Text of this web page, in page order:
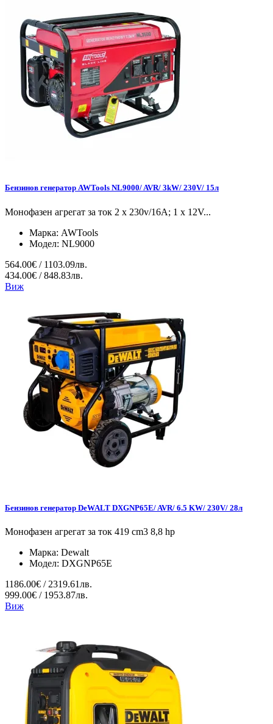
Бензинов генератор AWTools NL9000/ AVR/ 3kW/ 230V/ 15л
Монофазен агрегат за ток 2 x 230v/16A; 1 x 12V...
Марка: AWTools
Модел: NL9000
564.00€ / 1103.09лв.
434.00€ / 848.83лв.
Виж
Бензинов генератор DeWALT DXGNP65E/ AVR/ 6.5 KW/ 230V/ 28л
Монофазен агрегат за ток 419 cm3 8,8 hp
Марка: Dewalt
Модел: DXGNP65E
1186.00€ / 2319.61лв.
999.00€ / 1953.87лв.
Виж